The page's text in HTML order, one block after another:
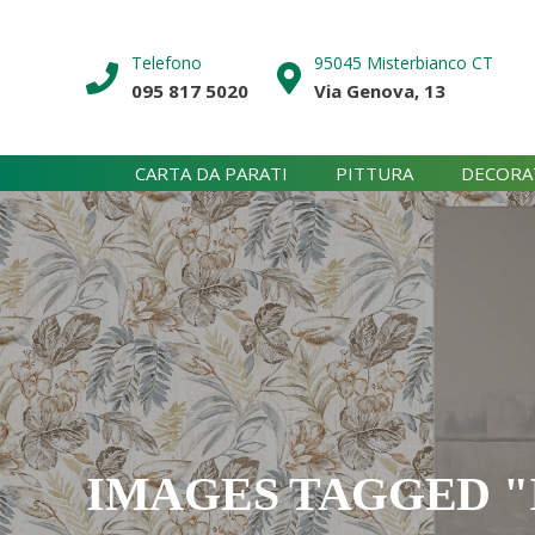
Telefono
095 817 5020
95045 Misterbianco CT
Via Genova, 13
CARTA DA PARATI PITTURA
IMAGES TAGGED